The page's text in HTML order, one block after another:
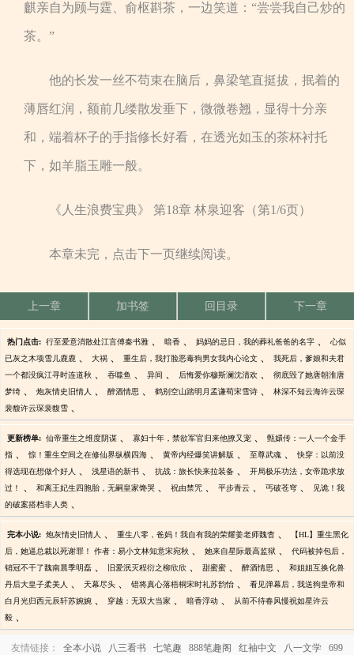
麒亲自为顾与霆、俞枢斟茶，一边笑道：“尝尝我自己炒的
茶。”
他的长发一丝不苟束在脑后，鼻梁笔直挺拔，抿着的
薄唇红润，额前几缕散发垂下，微微卷翘，显得十分亲
和，端着杯子的手指修长好看，在透光如玉的茶杯衬托
下，如羊脂玉雕一般。
《人生浪费宝典》 第18章 林泉迎客（第1/6页）
本章未完，点击下一页继续阅读。
上一章 加书签 回目录 下一章
热门点击: 行至爱意消散处江言傅秦书雅 、 暗香 、 妈妈的忌日，我的葬礼爸爸的名字 、 心似
已灰之木项雪儿鹿鹿 、 大祸 、 重生后，我打脸恶毒狗男女我内心论文 、 我死后，爹娘和夫君
一个都没疯江寻时连道秋 、 吞噬鱼 、 异间 、 后悔爱你穆斯澜沈清欢 、 彻底毁了她唐朝淮唐
梦绮 、 炮灰情史旧情人 、 醉酒情思 、 鹤别空山踏明月孟谦荀宋雪诗 、 林深不知云海许云琛
裴馥许云琛裴馥雪 、
更新榜单: 仙帝重生之维度阴谋 、 寡妇十年，禁欲军官归来他撩又宠 、 甄嬛传：一人一个金手
指 、 惊！重生空间之在修仙界纵横四海 、 黄帝内经爆笑讲解版 、 至尊武魂 、 快穿：以前没
得选现在想做个好人 、 浅星语的新书 、 抗战：旅长快来拉装备 、 开局极乐功法，女帝跪求放
过！ 、 和离王妃生四胞胎，无嗣皇家馋哭 、 祝由禁咒 、 平步青云 、 丐破苍穹 、 见诡！我
的破案搭档非人类 、
完本小说: 炮灰情史旧情人 、 重生八零，爸妈！我自有我的荣耀姜老师魏杳 、 【HL】重生黑化
后，她逼总裁以死谢罪！ 作者：易小文林知意宋宛秋 、 她来自星际最高监狱 、 代码被掉包后，
销冠不干了魏南晨季明磊 、 旧爱泯灭程衍之柳欣欣 、 甜蜜蜜 、 醉酒情思 、 和姐姐互换化兽
丹后大皇子柔美人 、 天幕尽头 、 错将真心落梧桐宋时礼苏韵怡 、 看见弹幕后，我送狗皇帝和
白月光归西元辰轩苏婉婉 、 穿越：无双大当家 、 暗香浮动 、 从前不待春风慢祝如星许云
毅 、
友情链接： 全本小说 八三看书 七笔趣 888笔趣阁 红袖中文 八一文学 699